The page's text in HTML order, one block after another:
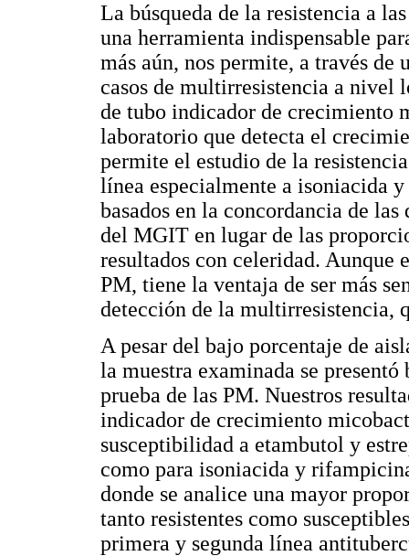
La búsqueda de la resistencia a
una herramienta indispensable
más aún, nos permite, a través
casos de multirresistencia a nivel
de tubo indicador de crecimiento
laboratorio que detecta el
permite el estudio de la
línea especialmente a isoniacida
basados en la concordancia de
del MGIT en lugar de las
resultados con celeridad. Aunque
PM, tiene la ventaja de ser más
detección de la multirresistencia,
A pesar del bajo porcentaje de
la muestra examinada se
prueba de las PM. Nuestros
indicador de crecimiento
susceptibilidad a etambutol y
como para isoniacida y
donde se analice una mayor
tanto resistentes como
primera y segunda línea